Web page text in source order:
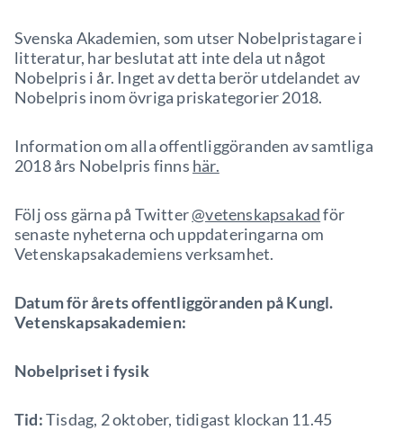
Svenska Akademien, som utser Nobelpristagare i
litteratur, har beslutat att inte dela ut något
Nobelpris i år. Inget av detta berör utdelandet av
Nobelpris inom övriga priskategorier 2018.
Information om alla offentliggöranden av samtliga
2018 års Nobelpris finns här.
Följ oss gärna på Twitter@vetenskapsakadför
senaste nyheterna och uppdateringarna om
Vetenskapsakademiens verksamhet.
Datum för årets offentliggöranden på Kungl.
Vetenskapsakademien:
Nobelpriset i fysik
Tid:Tisdag, 2 oktober, tidigast klockan 11.45